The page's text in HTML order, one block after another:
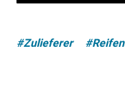
#Zulieferer #Reifen